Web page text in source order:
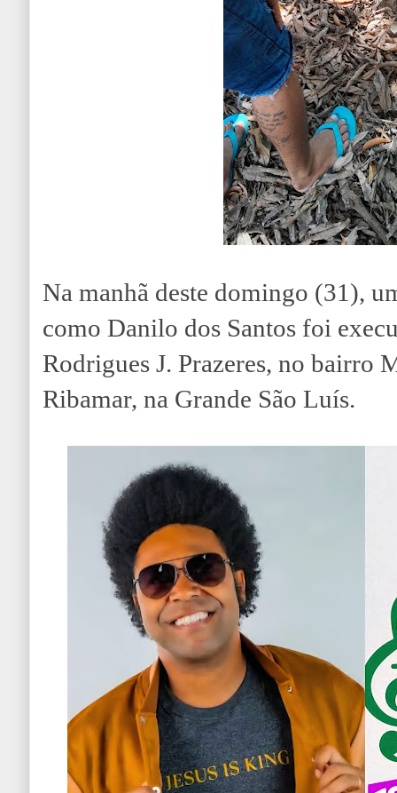
Na manhã deste domingo (31),
como Danilo dos Santos foi
Rodrigues J. Prazeres, no bairro
Ribamar, na Grande São Luís.